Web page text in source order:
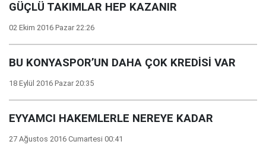
GÜÇLÜ TAKIMLAR HEP KAZANIR
02 Ekim 2016 Pazar 22:26
BU KONYASPOR’UN DAHA ÇOK KREDİSİ VAR
18 Eylül 2016 Pazar 20:35
EYYAMCI HAKEMLERLE NEREYE KADAR
27 Ağustos 2016 Cumartesi 00:41